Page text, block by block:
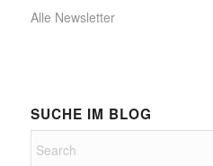
Alle Newsletter
SUCHE IM BLOG